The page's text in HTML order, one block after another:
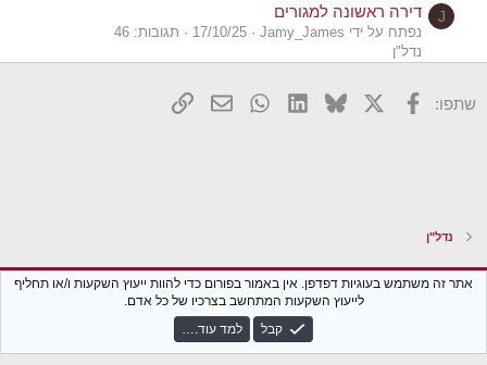
J דירה ראשונה למגורים
נפתח על ידי Jamy_James 17/10/25
תגובות: 46
נדל"ן
נפתח על ידי Jamy_James 9/8/25
תגובות: 24
ד
נדל"ן
סקר: משכנתא או שכירות? דירה למגורים
19/2/25
תגובות: 194
שתפו: פייסבוק
X
Bluesky
LinkedIn
WhatsApp
דואר אלקטרוני
הוסף קישור
נדל"ן
Xenforo Classic
עברית (he_IL)
תקנון הפורום מדיניות פרטיות
אתר זה משתמש בעוגיות דפדפן. אין באמור בפורום כדי להוות ייעוץ השקעות ו/או תחליף
לייעוץ השקעות המתחשב בצרכיו של כל אדם.
קבל
למד עוד.…